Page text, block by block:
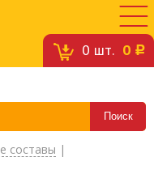
0 шт. 0 c
составы |